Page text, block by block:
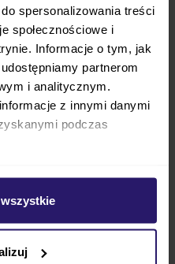
spersonalizowania treści
społecznościowe i
Informacje o tym, jak
partnerom
i analitycznym.
z innymi danymi
podczas